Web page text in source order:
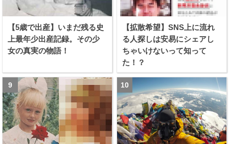
【5歳で出産】いまだ残る史
上最年少出産記録。その少
女の真実の物語！
【拡散希望】SNS上に流れ
る人探しは安易にシェアし
ちゃいけないって知って
た！？